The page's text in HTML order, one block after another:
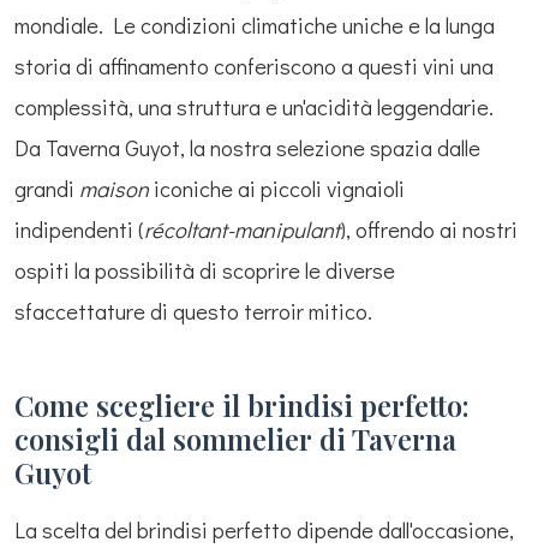
mondiale. Le condizioni climatiche uniche e la lunga
storia di affinamento conferiscono a questi vini una
complessità, una struttura e un'acidità leggendarie.
Da Taverna Guyot, la nostra selezione spazia dalle
grandi maison iconiche ai piccoli vignaioli
indipendenti (récoltant-manipulant), offrendo ai nostri
ospiti la possibilità di scoprire le diverse
sfaccettature di questo terroir mitico.
Come scegliere il brindisi perfetto:
consigli dal sommelier di Taverna
Guyot
La scelta del brindisi perfetto dipende dall'occasione,